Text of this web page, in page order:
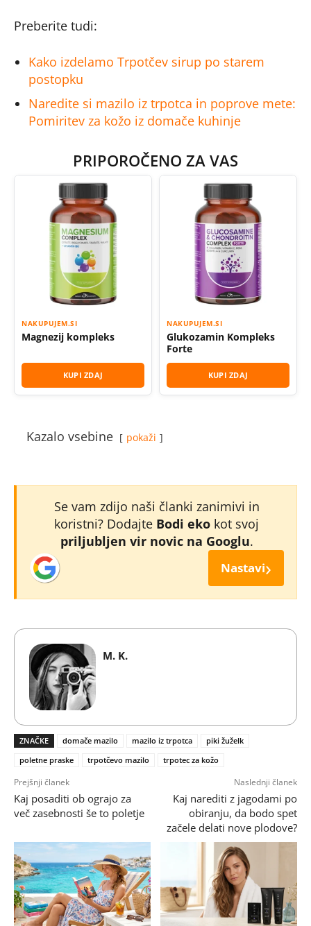
Preberite tudi:
Kako izdelamo Trpotčev sirup po starem
postopku
Naredite si mazilo iz trpotca in poprove mete:
Pomiritev za kožo iz domače kuhinje
PRIPOROČENO ZA VAS
NAKUPUJEM.SI
Magnezij kompleks
KUPI ZDAJ
NAKUPUJEM.SI
Glukozamin Kompleks
Forte
KUPI ZDAJ
Kazalo vsebine pokaži
Se vam zdijo naši članki zanimivi in
koristni? Dodajte Bodi eko kot svoj
priljubljen vir novic na Googlu.
Nastavi›
M. K.
ZNAČKE domače mazilo mazilo iz trpotca
piki žuželk
poletne praske
trpotčevo mazilo trpotec za kožo
Prejšnji članek
Kaj posaditi ob ograjo za
več zasebnosti še to poletje
Naslednji članek
Kaj narediti z jagodami po
obiranju, da bodo spet
začele delati nove plodove?